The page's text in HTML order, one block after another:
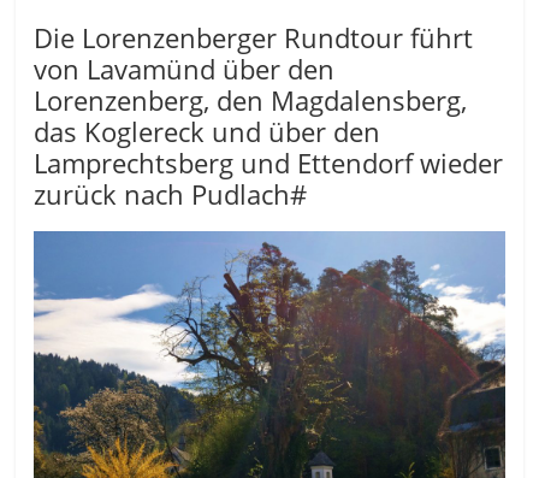
Die Lorenzenberger Rundtour führt
von Lavamünd über den
Lorenzenberg, den Magdalensberg,
das Koglereck und über den
Lamprechtsberg und Ettendorf wieder
zurück nach Pudlach#